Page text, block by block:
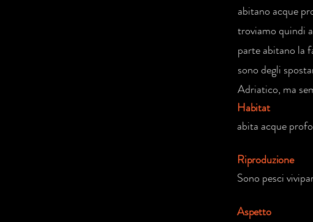
abitano acque
troviamo quindi
parte abitano la
sono degli
Adriatico, ma
Habitat
abita acque
Riproduzione
Sono pesci
Aspetto